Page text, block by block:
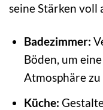
seine Stärken voll
Badezimmer:
Böden, um
Atmosphäre zu
Küche: